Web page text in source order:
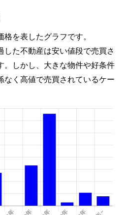
を表したグラフです。
た不動産は安い値段で売買さ
。しかし、大きな物件や好条件
なく高値で売買されているケー